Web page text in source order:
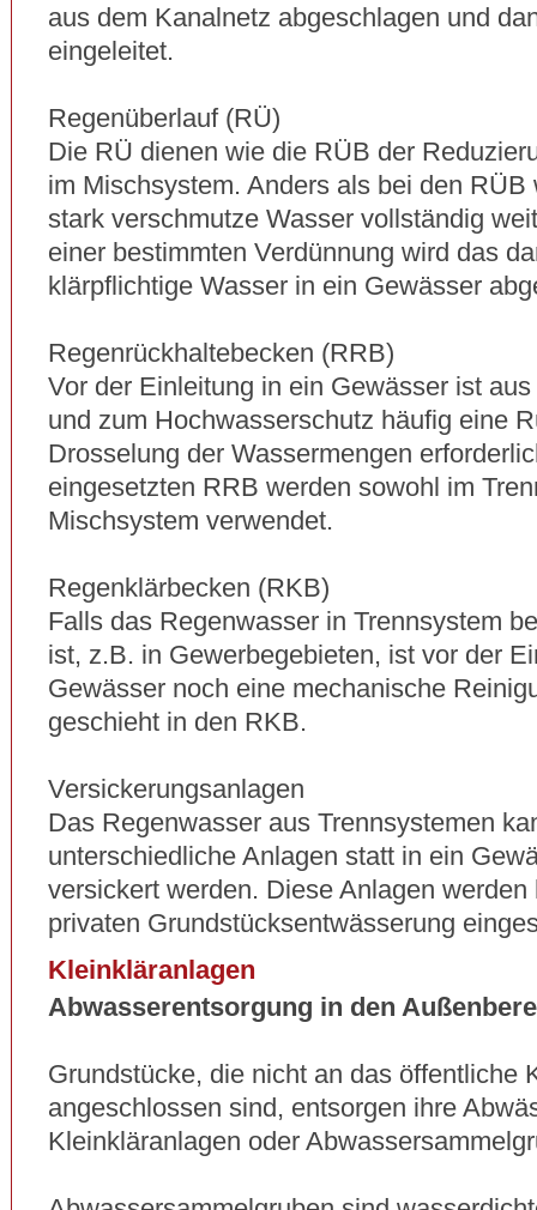
aus dem Kanalnetz abgeschlagen und
eingeleitet.
Regenüberlauf (RÜ)
Die RÜ dienen wie die RÜB der
im Mischsystem. Anders als bei den
stark verschmutze Wasser vollständig
einer bestimmten Verdünnung wird das
klärpflichtige Wasser in ein Gewässer
Regenrückhaltebecken (RRB)
Vor der Einleitung in ein Gewässer ist
und zum Hochwasserschutz häufig eine
Drosselung der Wassermengen
eingesetzten RRB werden sowohl im
Mischsystem verwendet.
Regenklärbecken (RKB)
Falls das Regenwasser in Trennsystem
ist, z.B. in Gewerbegebieten, ist vor der
Gewässer noch eine mechanische
geschieht in den RKB.
Versickerungsanlagen
Das Regenwasser aus Trennsystemen
unterschiedliche Anlagen statt in ein
versickert werden. Diese Anlagen
privaten Grundstücksentwässerung
Kleinkläranlagen
Abwasserentsorgung in den
Grundstücke, die nicht an das öffentliche
angeschlossen sind, entsorgen ihre
Kleinkläranlagen oder